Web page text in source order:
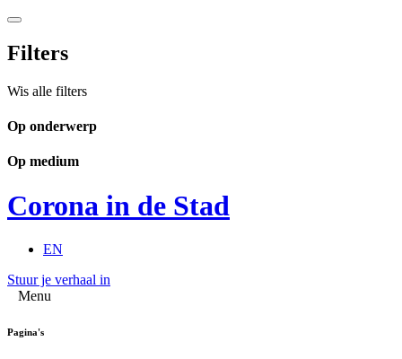
Filters
Wis alle filters
Op onderwerp
Op medium
Corona in de Stad
EN
Stuur je verhaal in
Menu
Pagina's